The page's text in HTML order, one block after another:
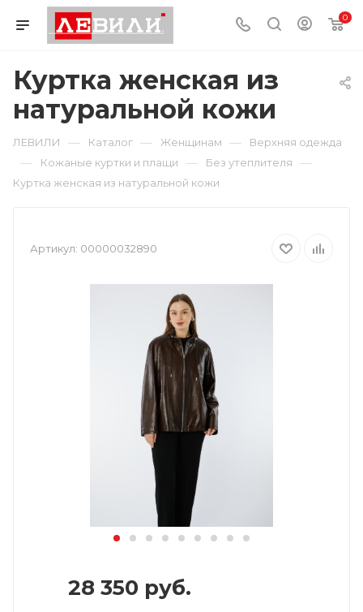
0
Куртка женская из
натуральной кожи
ЛЕВИЛИ — Каталог — Женщинам — Верхняя одежда
— Кожаные куртки и плащи — Без утеплителя —
Куртка женская из натуральной кожи
Артикул: 00000032890
28 350 руб.